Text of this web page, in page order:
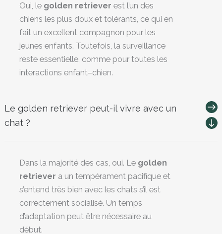
Oui, le golden retriever est l’un des
chiens les plus doux et tolérants, ce qui en
fait un excellent compagnon pour les
jeunes enfants. Toutefois, la surveillance
reste essentielle, comme pour toutes les
interactions enfant–chien.
Le golden retriever peut-il vivre avec un
chat ?
Dans la majorité des cas, oui. Le golden
retriever a un tempérament pacifique et
s’entend très bien avec les chats s’il est
correctement socialisé. Un temps
d’adaptation peut être nécessaire au
début.